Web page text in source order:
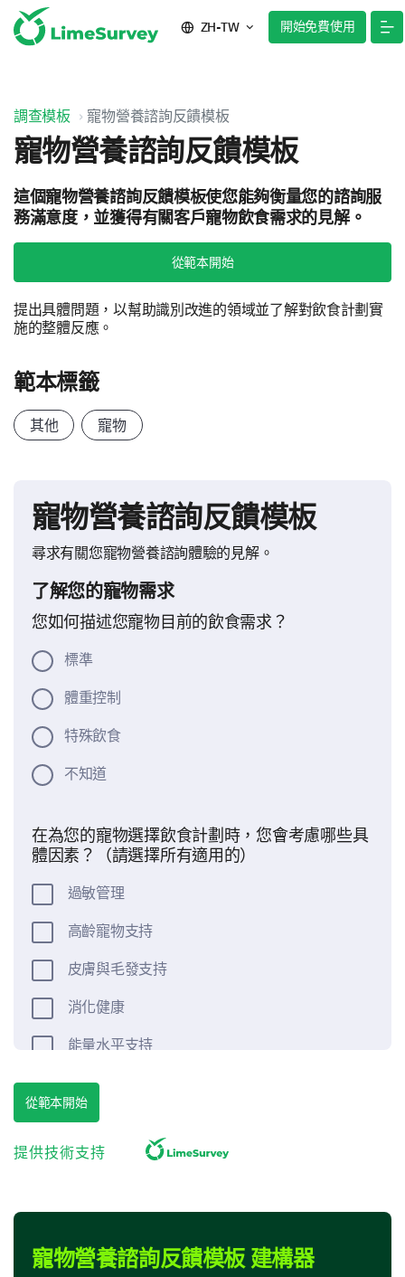
ZH-TW 開始免費使用
調查模板 寵物營養諮詢反饋模板
寵物營養諮詢反饋模板
這個寵物營養諮詢反饋模板使您能夠衡量您的諮詢服
務滿意度，並獲得有關客戶寵物飲食需求的見解。
從範本開始
提出具體問題，以幫助識別改進的領域並了解對飲食計劃實
施的整體反應。
範本標籤
其他 寵物
寵物營養諮詢反饋模板
尋求有關您寵物營養諮詢體驗的見解。
了解您的寵物需求
您如何描述您寵物目前的飲食需求？
標準
體重控制
特殊飲食
不知道
在為您的寵物選擇飲食計劃時，您會考慮哪些具
體因素？（請選擇所有適用的）
過敏管理
高齡寵物支持
皮膚與毛發支持
消化健康
能量水平支持
體重管理
諮詢經驗
差勁
從範本開始
提供技術支持
寵物營養諮詢反饋模板 建構器